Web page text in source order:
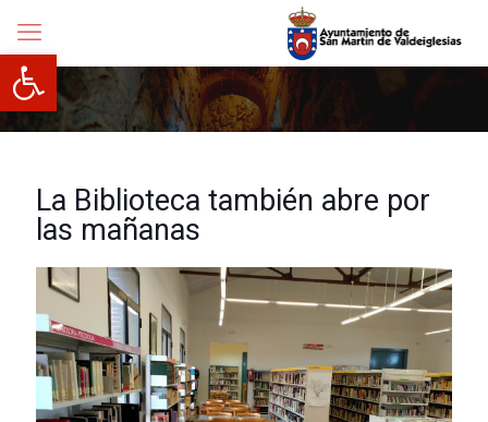
Abrir barra de herramientas
La Biblioteca también abre por
las mañanas